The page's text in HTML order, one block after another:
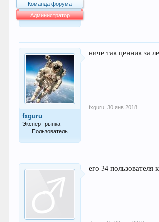
Команда форума
Администратор
fxguru
Эксперт рынка
Пользователь
ниче так ценник за
fxguru 30 янв 2018
его 34 пользователя